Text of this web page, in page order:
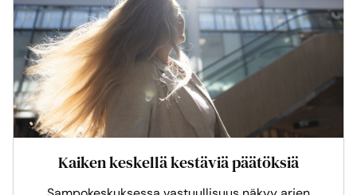
Kaiken keskellä kestäviä päätöksiä